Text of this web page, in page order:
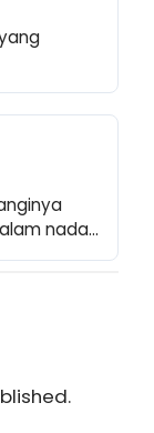
nada…